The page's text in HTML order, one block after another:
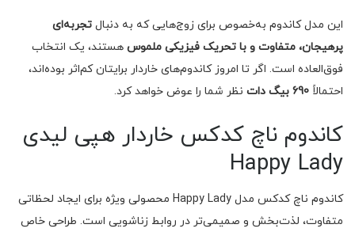
این مدل کاندوم به‌خصوص برای زوج‌هایی که به دنبال تجربه‌ای
پرهیجان، متفاوت و با تحریک فیزیکی ملموس هستند، یک انتخاب
فوق‌العاده است. اگر تا امروز کاندوم‌های خاردار برایتان کم‌اثر بوده‌اند،
احتمالاً 690 بیگ دات نظر شما را عوض خواهد کرد.
کاندوم ناچ کدکس خاردار هپی لیدی
Happy Lady
کاندوم ناچ کدکس مدل Happy Lady محصولی ویژه برای ایجاد لحظاتی
متفاوت، لذت‌بخش و صمیمی‌تر در روابط زناشویی است. طراحی خاص